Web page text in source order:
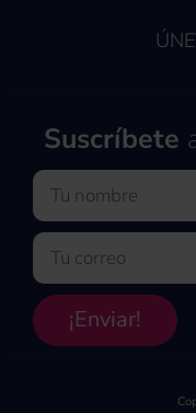
Suscríbete
Nombre
Email
¡Enviar!